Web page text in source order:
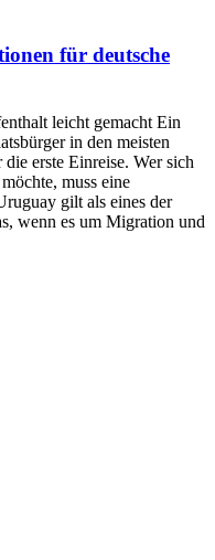
für deutsche
leicht gemacht Ein
in den meisten
erste Einreise. Wer sich
muss eine
gilt als eines der
wenn es um Migration und